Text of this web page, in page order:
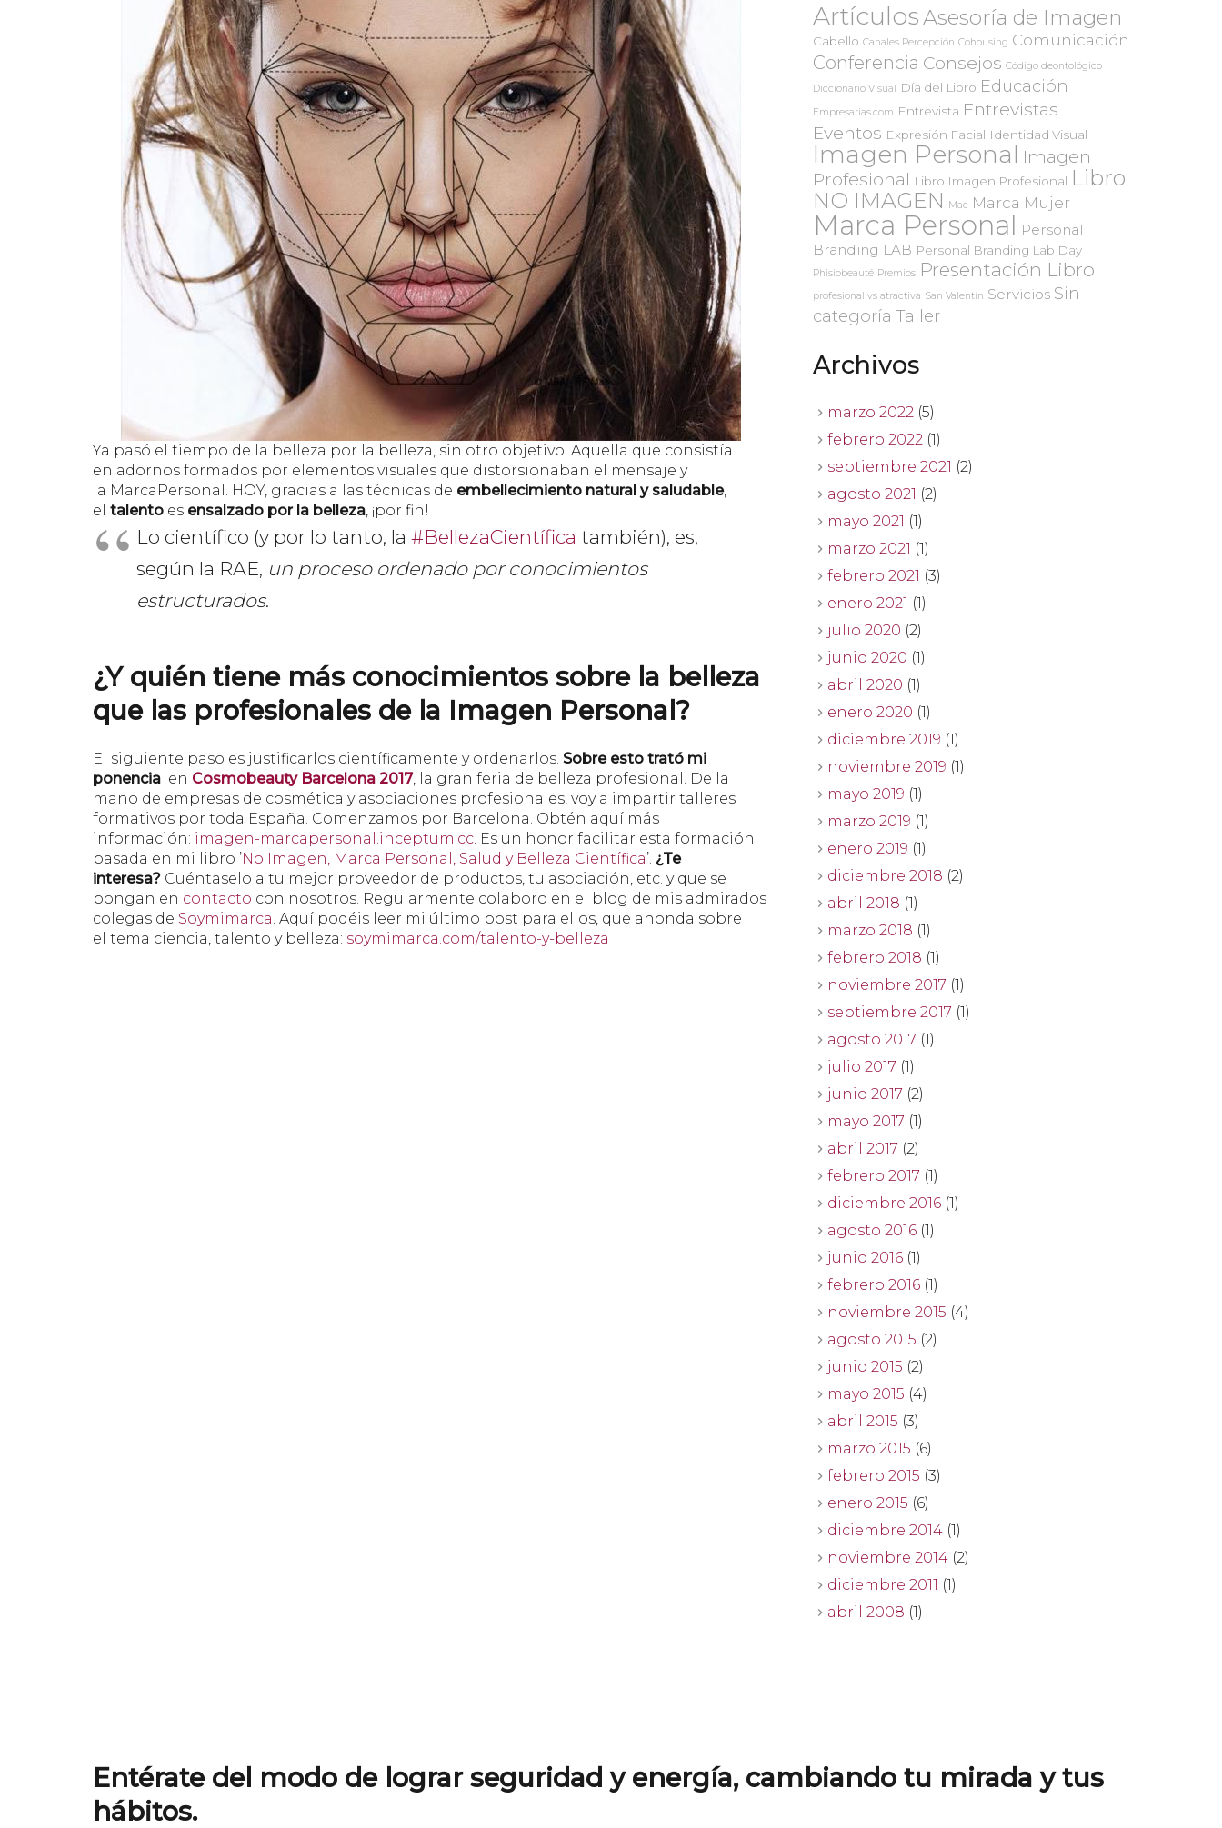
Ya pasó el tiempo de la belleza por la belleza, sin otro objetivo. Aquella que consistía
en adornos formados por elementos visuales que distorsionaban el mensaje y
la MarcaPersonal . HOY, gracias a las técnicas de embellecimiento natural y saludable,
el talento es ensalzado por la belleza, ¡por fin!
Lo científico (y por lo tanto, la #BellezaCientífica también), es,
según la RAE, un proceso ordenado por conocimientos
estructurados.
¿Y quién tiene más conocimientos sobre la belleza
que las profesionales de la Imagen Personal?
El siguiente paso es justificarlos científicamente y ordenarlos. Sobre esto trató mi
ponencia en Cosmobeauty Barcelona 2017, la gran feria de belleza profesional. De la
mano de empresas de cosmética y asociaciones profesionales, voy a impartir talleres
formativos por toda España. Comenzamos por Barcelona. Obtén aquí más
información: imagen-marcapersonal.inceptum.cc. Es un honor facilitar esta formación
basada en mi libro ’No Imagen, Marca Personal, Salud y Belleza Científica’. ¿Te
interesa? Cuéntaselo a tu mejor proveedor de productos, tu asociación, etc. y que se
pongan en contacto con nosotros. Regularmente colaboro en el blog de mis admirados
colegas de Soymimarca. Aquí podéis leer mi último post para ellos, que ahonda sobre
el tema ciencia, talento y belleza: soymimarca.com/talento-y-belleza
ArtículosAsesoría de Imagen
Cabello Canales Percepción Cohousing Comunicación
Conferencia Consejos Código deontológico
Diccionario Visual
Día del Libro Educación
Empresarias.com Entrevista Entrevistas
Eventos Expresión Facial Identidad Visual
Imagen Personal Imagen
Profesional Libro Imagen Profesional Libro
NO IMAGEN
Mac Marca Mujer
Marca Personal Personal
Branding LAB Personal Branding Lab Day
Phisiobeauté Premios Presentación Libro
profesional vs atractiva San Valentín Servicios Sin
categoría Taller
Archivos
marzo 2022(5)
febrero 2022(1)
septiembre 2021 (2)
agosto 2021 (2)
mayo 2021 (1)
marzo 2021 (1)
febrero 2021 (3)
enero 2021 (1)
julio 2020 (2)
junio 2020 (1)
abril 2020 (1)
enero 2020 (1)
diciembre 2019 (1)
noviembre 2019 (1)
mayo 2019 (1)
marzo 2019 (1)
enero 2019 (1)
diciembre 2018 (2)
abril 2018 (1)
marzo 2018 (1)
febrero 2018 (1)
noviembre 2017 (1)
septiembre 2017 (1)
agosto 2017 (1)
julio 2017 (1)
junio 2017 (2)
mayo 2017 (1)
abril 2017 (2)
febrero 2017 (1)
diciembre 2016(1)
agosto 2016(1)
junio 2016(1)
febrero 2016(1)
noviembre 2015 (4)
agosto 2015 (2)
junio 2015 (2)
mayo 2015 (4)
abril 2015 (3)
marzo 2015 (6)
febrero 2015 (3)
enero 2015 (6)
diciembre 2014(1)
noviembre 2014(2)
diciembre 2011 (1)
abril 2008 (1)
Entérate del modo de lograr seguridad y energía, cambiando tu mirada y tus
hábitos.